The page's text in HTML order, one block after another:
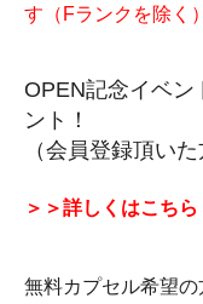
す（Fランクを除く）
OPEN記念イベン
ント！
（会員登録頂いた
＞＞詳しくはこちら
無料カプセル希望